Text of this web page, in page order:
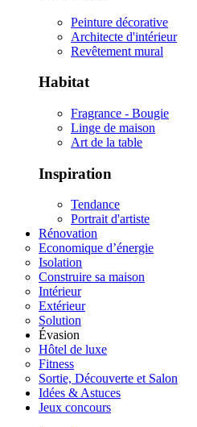
Peinture décorative
Architecte d'intérieur
Revêtement mural
Habitat
Fragrance - Bougie
Linge de maison
Art de la table
Inspiration
Tendance
Portrait d'artiste
Rénovation
Economique d’énergie
Isolation
Construire sa maison
Intérieur
Extérieur
Solution
Évasion
Hôtel de luxe
Fitness
Sortie, Découverte et Salon
Idées & Astuces
Jeux concours